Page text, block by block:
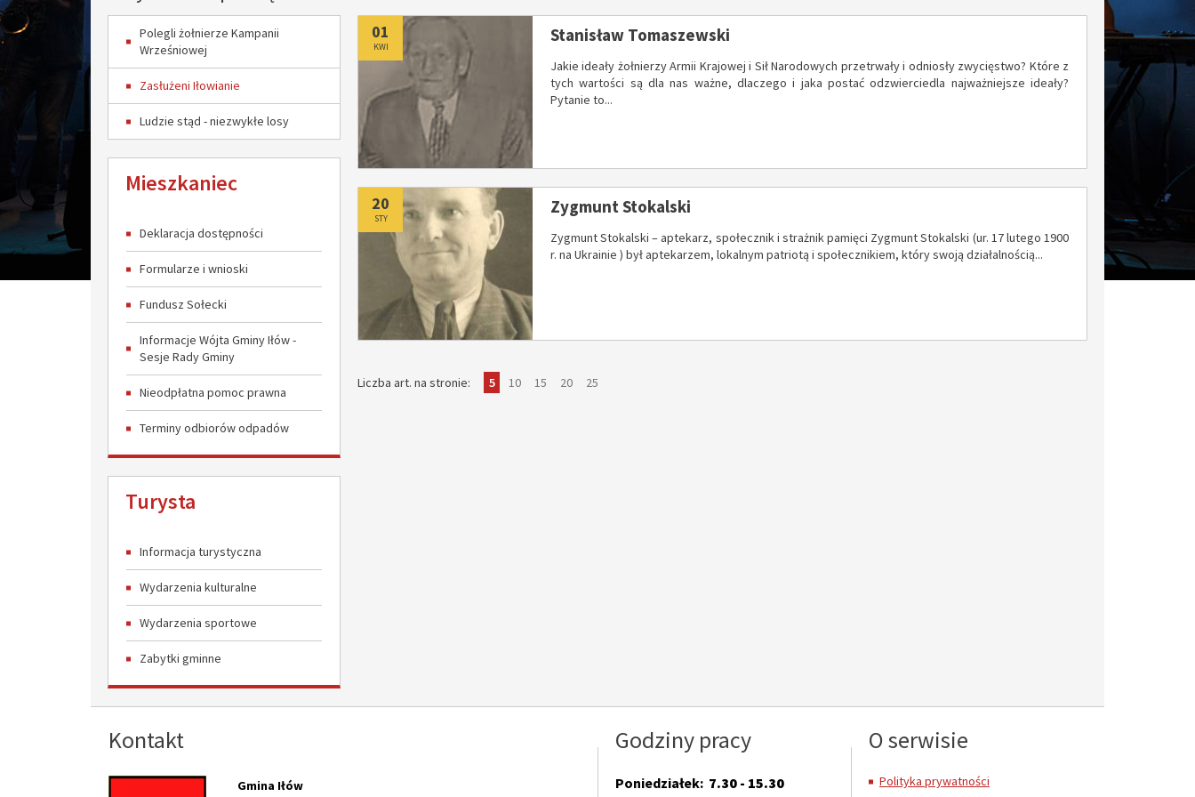
Polegli żołnierze Kampanii
Wrześniowej
Zasłużeni Iłowianie
Ludzie stąd - niezwykłe losy
Mieszkaniec
Deklaracja dostępności
Formularze i wnioski
Fundusz Sołecki
Informacje Wójta Gminy Iłów -
Sesje Rady Gminy
Nieodpłatna pomoc prawna
Terminy odbiorów odpadów
Turysta
Informacja turystyczna
Wydarzenia kulturalne
Wydarzenia sportowe
Zabytki gminne
Dodano
01
KWI
Stanisław Tomaszewski
Jakie ideały żołnierzy Armii Krajowej i Sił Narodowych przetrwały i odniosły zwycięstwo? Które z
tych wartości są dla nas ważne, dlaczego i jaka postać odzwierciedla najważniejsze ideały?
Pytanie to...
Dodano
20
STY
Zygmunt Stokalski
Zygmunt Stokalski – aptekarz, społecznik i strażnik pamięci Zygmunt Stokalski (ur. 17 lutego 1900
r. na Ukrainie ) był aptekarzem, lokalnym patriotą i społecznikiem, który swoją działalnością...
Liczba art. na stronie pokaż
5elementów
pokaż
10 elementów
pokaż
15 elementów
pokaż
20 elementów
pokaż
25
Kontakt
Gmina Iłów
Godziny pracy
Poniedziałek: 7.30 - 15.30
O serwisie
Polityka prywatności